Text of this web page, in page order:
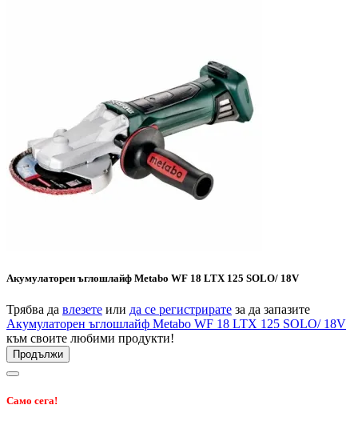
Акумулаторен ъглошлайф Metabo WF 18 LTX 125 SOLO/ 18V
Трябва да влезете или да се регистрирате за да запазите
Акумулаторен ъглошлайф Metabo WF 18 LTX 125 SOLO/ 18V
към своите любими продукти!
Продължи
Само сега!